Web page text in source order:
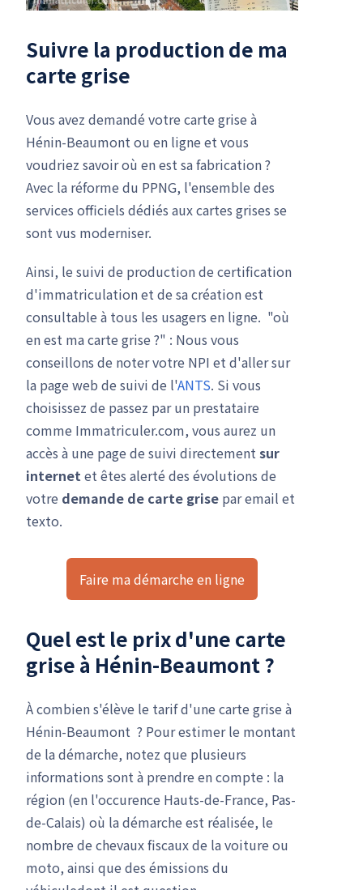
Suivre la production de ma
carte grise
Vous avez demandé votre carte grise à
Hénin-Beaumont ou en ligne et vous
voudriez savoir où en est sa fabrication ?
Avec la réforme du PPNG, l'ensemble des
services officiels dédiés aux cartes grises se
sont vus moderniser.
Ainsi, le suivi de production de certification
d'immatriculation et de sa création est
consultable à tous les usagers en ligne. "où
en est ma carte grise ?" : Nous vous
conseillons de noter votre NPI et d'aller sur
la page web de suivi de l'ANTS. Si vous
choisissez de passez par un prestataire
comme Immatriculer.com, vous aurez un
accès à une page de suivi directementsur
internetet êtes alerté des évolutions de
votre demande de carte grise par email et
texto.
Faire ma démarche en ligne
Quel est le prix d'une carte
grise à Hénin-Beaumont ?
À combien s'élève le tarif d'une carte grise à
Hénin-Beaumont ? Pour estimer le montant
de la démarche, notez que plusieurs
informations sont à prendre en compte : la
région (en l'occurence Hauts-de-France, Pas-
de-Calais) où la démarche est réalisée, le
nombre de chevaux fiscaux de la voiture ou
moto, ainsi que des émissions du